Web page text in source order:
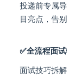
投递前专属
目亮点，告
✅全流程面试
面试技巧拆